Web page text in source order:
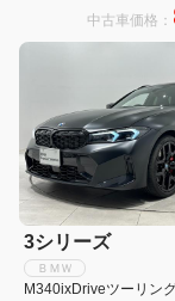
ワンオーナー/弊社下取
車/HarmanKardon/M
中古車価格：
3シリーズ
ＢＭＷ
M340ixDriveツーリン